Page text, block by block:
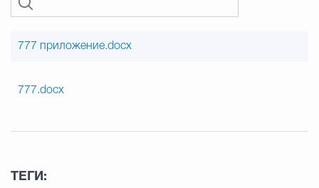
777 приложение.docx
777.docx
ТЕГИ: